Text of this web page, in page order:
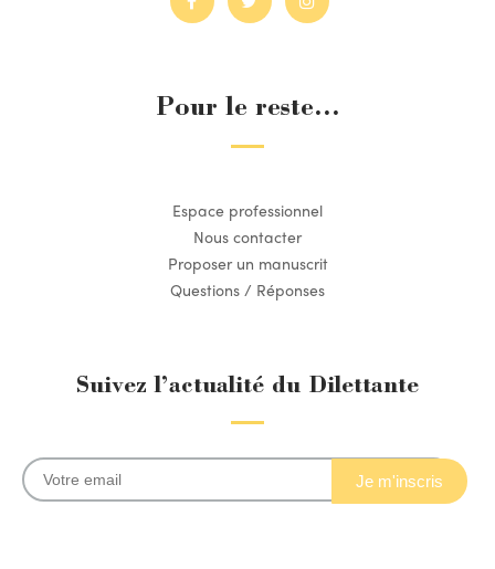
Pour le reste...
Espace professionnel
Nous contacter
Proposer un manuscrit
Questions / Réponses
Suivez l’actualité du Dilettante